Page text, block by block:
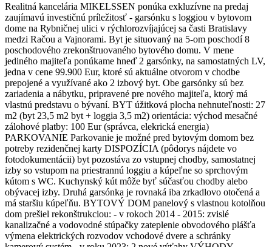
Realitná kancelária MIKELSSEN ponúka exkluzívne na predaj
zaujímavú investičnú príležitosť - garsónku s loggiou v bytovom
dome na Rybničnej ulici v rýchlorozvíjajúcej sa časti Bratislavy
medzi Račou a Vajnorami. Byt je situovaný na 5-om poschodí 8
poschodového zrekonštruovaného bytového domu. V mene
jediného majiteľa ponúkame hneď 2 garsónky, na samostatných LV,
jedna v cene 99.900 Eur, ktoré sú aktuálne otvorom v chodbe
prepojené a využívané ako 2 izbový byt. Obe garsónky sú bez
zariadenia a nábytku, pripravené pre nového majiteľa, ktorý má
vlastnú predstavu o bývaní. BYT úžitková plocha nehnuteľnosti: 27
m2 (byt 23,5 m2 byt + loggia 3,5 m2) orientácia: východ mesačné
zálohové platby: 100 Eur (správca, elekrická energia)
PARKOVANIE Parkovanie je možné pred bytovým domom bez
potreby rezidenčnej karty DISPOZÍCIA (pôdorys nájdete vo
fotodokumentácii) byt pozostáva zo vstupnej chodby, samostatnej
izby so vstupom na priestrannú loggiu a kúpeľne so sprchovým
kútom s WC. Kuchynský kút môže byť súčasťou chodby alebo
obývacej izby. Druhá garsónka je rovnaká iba zrkadlovo otočená a
má staršiu kúpeľňu. BYTOVÝ DOM panelový s vlastnou kotolňou
dom prešiel rekonštrukciou: - v rokoch 2014 - 2015: zvislé
kanalizačné a vodovodné stúpačky zateplenie obvodového plášťa
výmena elektrických rozvodov vchodové dvere a schránky